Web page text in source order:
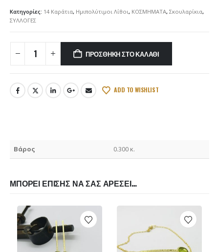
Κατηγορίες: 14 Καράτια, Ημιπολύτιμοι Λίθοι, ΚΟΣΜΗΜΑΤΑ, Σκουλαρίκια,
ΣΥΛΛΟΓΕΣ
ΠΡΟΣΘΉΚΗ ΣΤΟ ΚΑΛΆΘΙ
ADD TO WISHLIST
Βάρος 0.300 κ.
ΜΠΟΡΕΊ ΕΠΊΣΗΣ ΝΑ ΣΑΣ ΑΡΈΣΕΙ…